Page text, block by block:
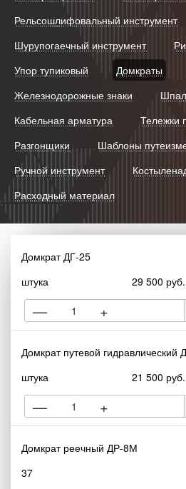
Рельсошлифовальный инструмент
Шурупогаечный инструмент
Упор тупиковый
Домкраты
Железнодорожные знаки
Кабельная арматура
Тележки
Разгонщики
Шаблоны
Ручной инструмент
Расходный материал
Домкрат ДГ-25
штука
29 500 руб.
— +
Домкрат путевой гидравлический
штука
21 500 руб.
— +
Домкрат реечный ДР-8М
37